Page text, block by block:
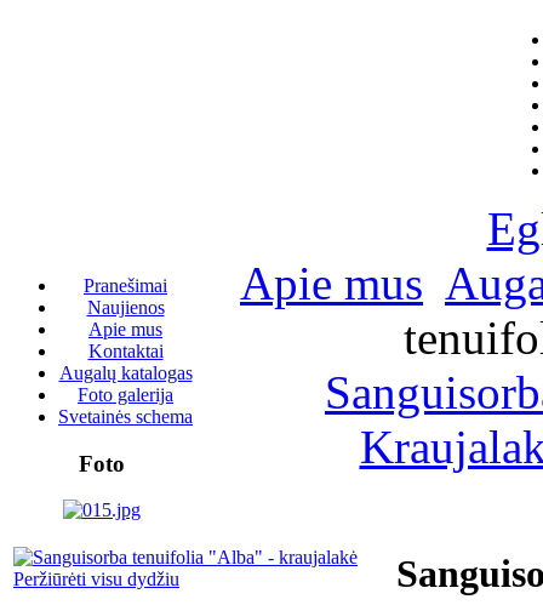
Pranešimai
Naujienos
Apie mus
Kontaktai
Augalų katalogas
Foto galerija
Svetainės schema
Foto
Apie mus
Peržiūrėti visu dydžiu